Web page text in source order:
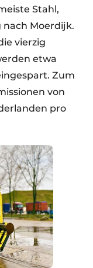
Stahl,
Moerdijk.
vierzig
etwa
Zum
von
pro